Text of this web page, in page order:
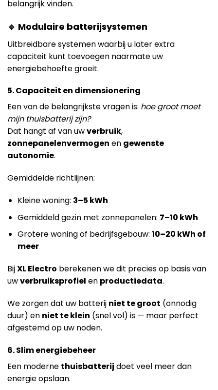
belangrijk vinden.
🔹 Modulaire batterijsystemen
Uitbreidbare systemen waarbij u later extra
capaciteit kunt toevoegen naarmate uw
energiebehoefte groeit.
5. Capaciteit en dimensionering
Een van de belangrijkste vragen is: hoe groot moet
mijn thuisbatterij zijn?
Dat hangt af van uwverbruik,
zonnepanelenvermogen en gewenste
autonomie.
Gemiddelde richtlijnen:
Kleine woning: 3–5 kWh
Gemiddeld gezin met zonnepanelen: 7–10 kWh
Grotere woning of bedrijfsgebouw: 10–20 kWh of
meer
BijXL Electro berekenen we dit precies op basis van
uwverbruiksprofiel en productiedata.
We zorgen dat uw batterij niet te groot (onnodig
duur) en niet te klein (snel vol) is — maar perfect
afgestemd op uw noden.
6. Slim energiebeheer
Een moderne thuisbatterij doet veel meer dan
energie opslaan.